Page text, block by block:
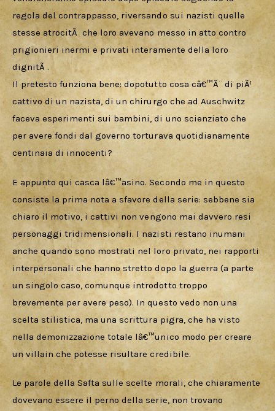
regola del contrappasso, riversando sui nazisti quelle
stesse atrocitÃ  che loro avevano messo in atto contro
prigionieri inermi e privati interamente della loro
dignitÃ .
Il pretesto funziona bene: dopotutto cosa câ€™Ã¨ di piÃ¹
cattivo di un nazista, di un chirurgo che ad Auschwitz
faceva esperimenti sui bambini, di uno scienziato che
per avere fondi dal governo torturava quotidianamente
centinaia di innocenti?
E appunto qui casca lâ€™asino. Secondo me in questo
consiste la prima nota a sfavore della serie: sebbene sia
chiaro il motivo, i cattivi non vengono mai davvero resi
personaggi tridimensionali. I nazisti restano inumani
anche quando sono mostrati nel loro privato, nei rapporti
interpersonali che hanno stretto dopo la guerra (a parte
un singolo caso, comunque introdotto troppo
brevemente per avere peso). In questo vedo non una
scelta stilistica, ma una scrittura pigra, che ha visto
nella demonizzazione totale lâ€™unico modo per creare
un villain che potesse risultare credibile.
Le parole della Safta sulle scelte morali, che chiaramente
dovevano essere il perno della serie, non trovano